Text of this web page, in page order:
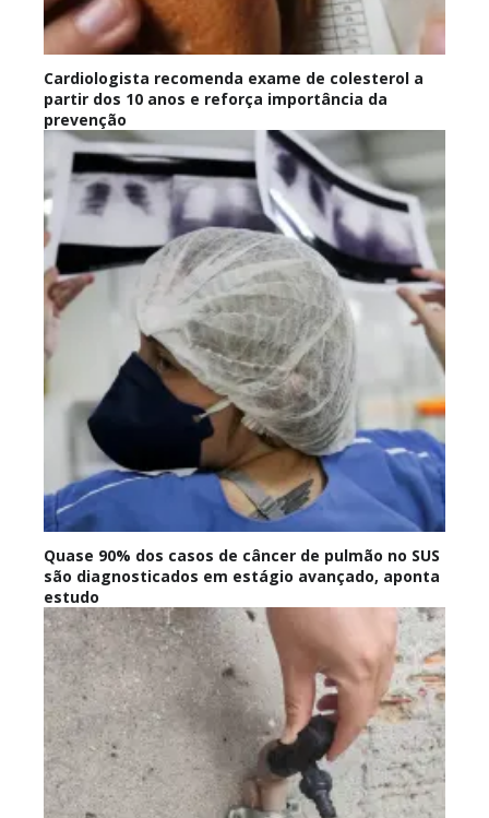
Cardiologista recomenda exame de colesterol a
partir dos 10 anos e reforça importância da
prevenção
Quase 90% dos casos de câncer de pulmão no SUS
são diagnosticados em estágio avançado, aponta
estudo